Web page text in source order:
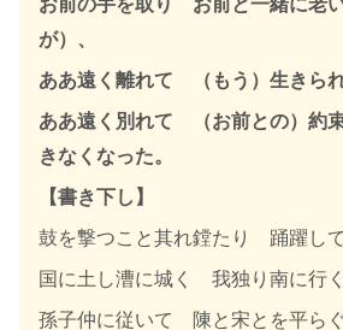
が）、
ああ遠く離れて （もう）生きられ
ああ遠く別れて （お前との）約
きなくなった。
【書き下し】
鼓を撃つこと其れ鏜たり 踊躍し
国に土し漕に城く 我独り南に行く
孫子仲に従いて 陳と宋とを平ら